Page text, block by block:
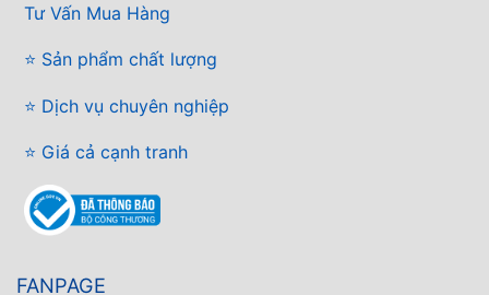
Tư Vấn Mua Hàng
⭐ Sản phẩm chất lượng
⭐ Dịch vụ chuyên nghiệp
⭐ Giá cả cạnh tranh
FANPAGE